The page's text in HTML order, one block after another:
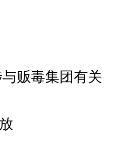
贩毒集团有关